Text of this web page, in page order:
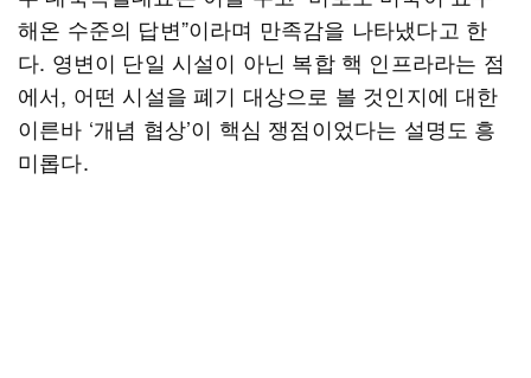
해온 수준의 답변”이라며 만족감을 나타냈다고 한
다. 영변이 단일 시설이 아닌 복합 핵 인프라라는 점
에서, 어떤 시설을 폐기 대상으로 볼 것인지에 대한
이른바 ‘개념 협상’이 핵심 쟁점이었다는 설명도 흥
미롭다.